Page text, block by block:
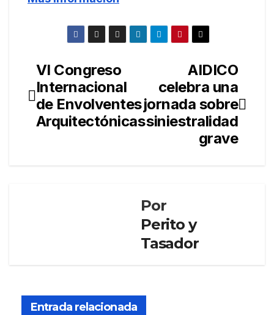
Navegación
de
entradas
AIDICO
celebra una
jornada sobre
siniestralidad
grave
VI Congreso
Internacional
de Envolventes
Arquitectónicas
Por
Perito y
Tasador
Entrada relacionada
o: